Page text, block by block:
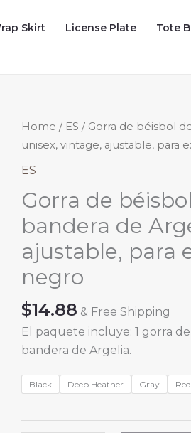
Skirt License Plate
Tote
Home / ES / Gorra de béisbol
unisex, vintage, ajustable, para
ES
Gorra de
bandera de
ajustable, para
negro
$14.88 & Free Shipping
El paquete incluye: 1 gorra
bandera de Argelia.
Black Deep Heather Gray Red